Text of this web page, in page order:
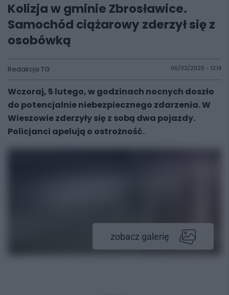
Kolizja w gminie Zbrosławice.
Samochód ciążarowy zderzył się z
osobówką
Redakcja TG 06/02/2026 - 12:14
Wczoraj, 5 lutego, w godzinach nocnych doszło
do potencjalnie niebezpiecznego zdarzenia. W
Wieszowie zderzyły się z sobą dwa pojazdy.
Policjanci apelują o ostrożność.
zobacz galerię